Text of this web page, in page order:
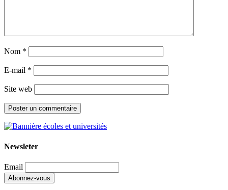
Nom *
E-mail *
Site web
Newsleter
Email